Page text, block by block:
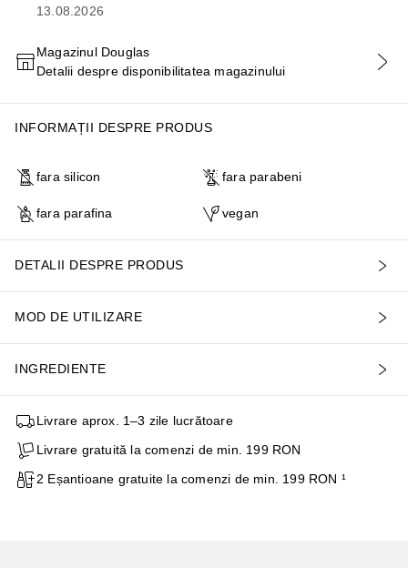
13.08.2026
ADĂUGAȚI ÎN COŞ
Magazinul Douglas
Detalii despre disponibilitatea magazinului
INFORMAȚII DESPRE PRODUS
fara silicon fara parabeni
fara parafina vegan
DETALII DESPRE PRODUS
MOD DE UTILIZARE
INGREDIENTE
Livrare aprox. 1–3 zile lucrătoare
Livrare gratuită la comenzi de min. 199 RON
2 Eșantioane gratuite la comenzi de min. 199 RON ¹